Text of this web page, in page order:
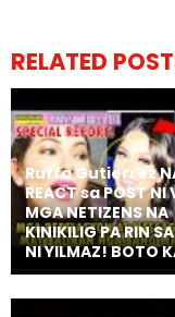
RELATED
Ruffa Gutierrez
REACT sa POST NI
MGA NETIZENS NA
KINIKILIG PA RIN
NI YILMAZ! BOTO